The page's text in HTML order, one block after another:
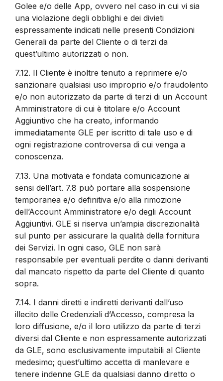
Golee e/o delle App, ovvero nel caso in cui vi sia
una violazione degli obblighi e dei divieti
espressamente indicati nelle presenti Condizioni
Generali da parte del Cliente o di terzi da
quest’ultimo autorizzati o non.
7.12. Il Cliente è inoltre tenuto a reprimere e/o
sanzionare qualsiasi uso improprio e/o fraudolento
e/o non autorizzato da parte di terzi di un Account
Amministratore di cui è titolare e/o Account
Aggiuntivo che ha creato, informando
immediatamente GLE per iscritto di tale uso e di
ogni registrazione controversa di cui venga a
conoscenza.
7.13. Una motivata e fondata comunicazione ai
sensi dell’art. 7.8 può portare alla sospensione
temporanea e/o definitiva e/o alla rimozione
dell’Account Amministratore e/o degli Account
Aggiuntivi. GLE si riserva un’ampia discrezionalità
sul punto per assicurare la qualità della fornitura
dei Servizi. In ogni caso, GLE non sarà
responsabile per eventuali perdite o danni derivanti
dal mancato rispetto da parte del Cliente di quanto
sopra.
7.14. I danni diretti e indiretti derivanti dall’uso
illecito delle Credenziali d’Accesso, compresa la
loro diffusione, e/o il loro utilizzo da parte di terzi
diversi dal Cliente e non espressamente autorizzati
da GLE, sono esclusivamente imputabili al Cliente
medesimo; quest’ultimo accetta di manlevare e
tenere indenne GLE da qualsiasi danno diretto o